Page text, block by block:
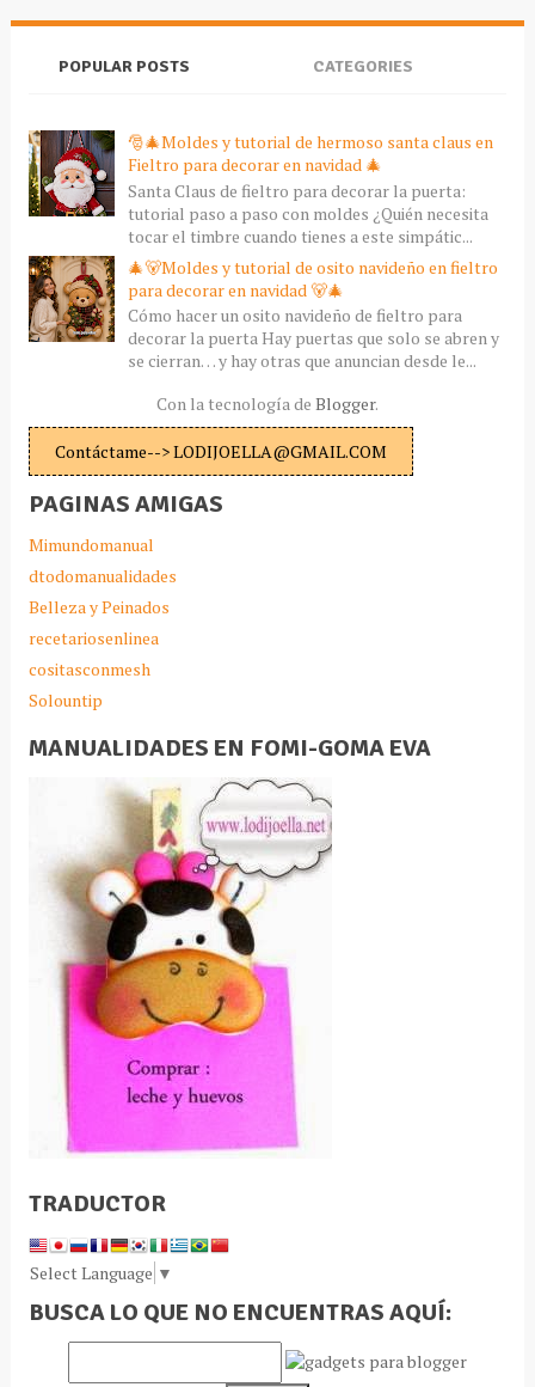
POPULAR POSTS CATEGORIES
🎅🎄Moldes y tutorial de hermoso santa claus en
Fieltro para decorar en navidad 🎄
Santa Claus de fieltro para decorar la puerta:
tutorial paso a paso con moldes ¿Quién necesita
tocar el timbre cuando tienes a este simpátic...
🎄🐻Moldes y tutorial de osito navideño en fieltro
para decorar en navidad 🐻🎄
Cómo hacer un osito navideño de fieltro para
decorar la puerta Hay puertas que solo se abren y
se cierran… y hay otras que anuncian desde le...
Con la tecnología de Blogger.
Contáctame--> LODIJOELLA@GMAIL.COM
PAGINAS AMIGAS
Mimundomanual
dtodomanualidades
Belleza y Peinados
recetariosenlinea
cositasconmesh
Solountip
MANUALIDADES EN FOMI-GOMA EVA
TRADUCTOR
Select Language ▼
BUSCA LO QUE NO ENCUENTRAS AQUÍ: